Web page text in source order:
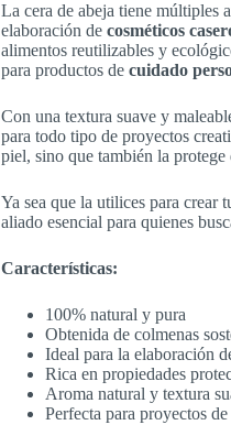
La cera de abeja tiene múltiples
elaboración de cosméticos
alimentos reutilizables y
para productos de cuidado
Con una textura suave y
para todo tipo de proyectos
piel, sino que también la protege
Ya sea que la utilices para crear
aliado esencial para quienes
Características:
100% natural y pura
Obtenida de colmenas
Ideal para la elaboración
Rica en propiedades
Aroma natural y textura
Perfecta para proyectos